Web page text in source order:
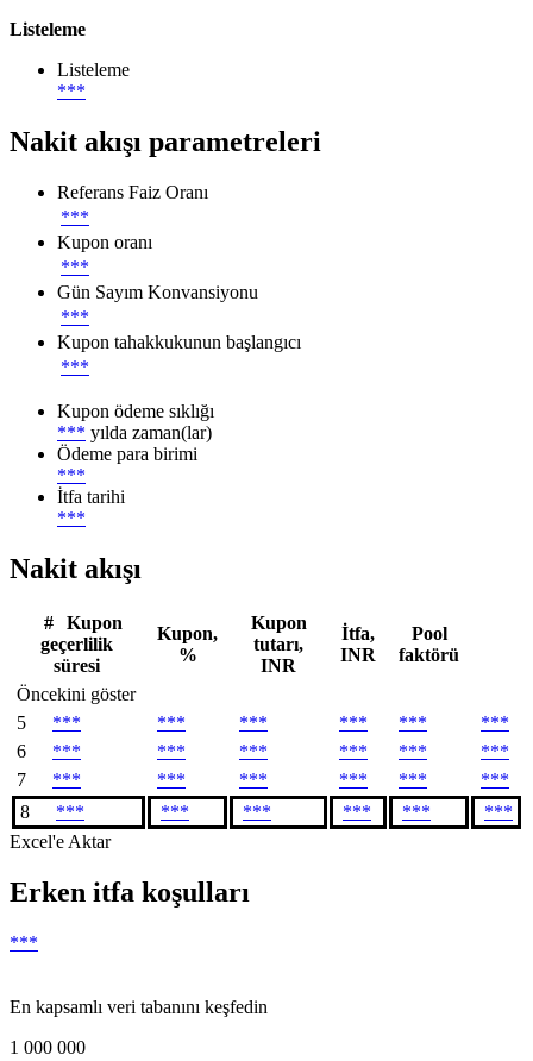
Listeleme
Listeleme
***
Nakit akışı parametreleri
Referans Faiz Oranı
***
Kupon oranı
***
Gün Sayım Konvansiyonu
***
Kupon tahakkukunun başlangıcı
***
Kupon ödeme sıklığı
*** yılda zaman(lar)
Ödeme para birimi
***
İtfa tarihi
***
Nakit akışı
#
Kupon
geçerlilik
süresi
Kupon,
%
Kupon
tutarı,
INR
İtfa,
INR
Pool
faktörü
Öncekini göster
5
*** *** *** *** ***
***
6
*** *** *** *** ***
***
7
*** *** *** *** ***
***
8
*** *** *** *** ***
***
Excel'e Aktar
Erken itfa koşulları
***
En kapsamlı veri tabanını keşfedin
1 000 000